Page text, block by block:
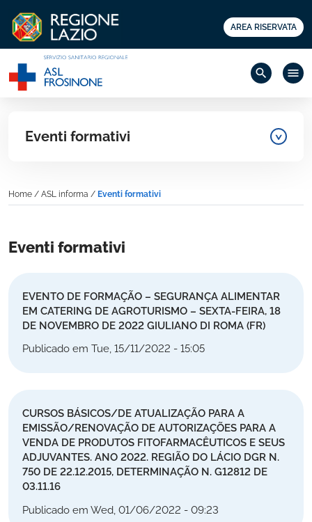
AREA RISERVATA
search menu
Eventi formativi
Home / ASL informa / Eventi formativi
Eventi formativi
EVENTO DE FORMAÇÃO – SEGURANÇA ALIMENTAR
EM CATERING DE AGROTURISMO – SEXTA-FEIRA, 18
DE NOVEMBRO DE 2022 GIULIANO DI ROMA (FR)
Publicado em Tue, 15/11/2022 - 15:05
CURSOS BÁSICOS/DE ATUALIZAÇÃO PARA A
EMISSÃO/RENOVAÇÃO DE AUTORIZAÇÕES PARA A
VENDA DE PRODUTOS FITOFARMACÊUTICOS E SEUS
ADJUVANTES. ANO 2022. REGIÃO DO LÁCIO DGR N.
750 DE 22.12.2015, DETERMINAÇÃO N. G12812 DE
03.11.16
Publicado em Wed, 01/06/2022 - 09:23